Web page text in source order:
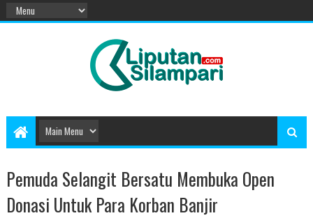
Pemuda Selangit Bersatu Membuka Open
Donasi Untuk Para Korban Banjir